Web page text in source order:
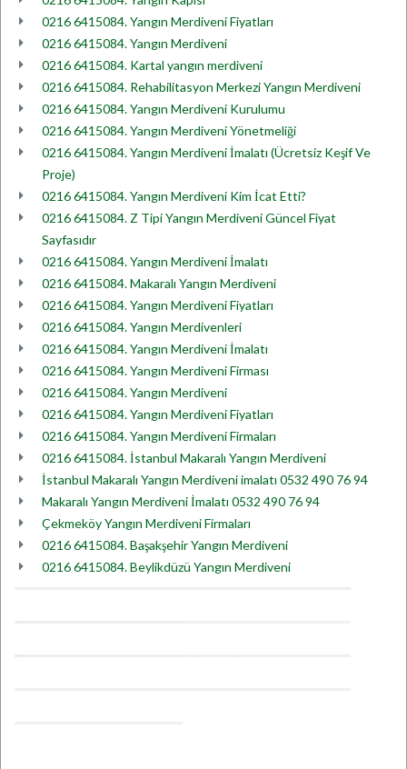
0216 6415084. Yangın Merdiveni Fiyatları
0216 6415084. Yangın Merdiveni
0216 6415084. Kartal yangın merdiveni
0216 6415084. Rehabilitasyon Merkezi Yangın Merdiveni
0216 6415084. Yangın Merdiveni Kurulumu
0216 6415084. Yangın Merdiveni Yönetmeliği
0216 6415084. Yangın Merdiveni İmalatı (Ücretsiz Keşif Ve
Proje)
0216 6415084. Yangın Merdiveni Kim İcat Etti?
0216 6415084. Z Tipi Yangın Merdiveni Güncel Fiyat
Sayfasıdır
0216 6415084. Yangın Merdiveni İmalatı
0216 6415084. Makaralı Yangın Merdiveni
0216 6415084. Yangın Merdiveni Fiyatları
0216 6415084. Yangın Merdivenleri
0216 6415084. Yangın Merdiveni İmalatı
0216 6415084. Yangın Merdiveni Firması
0216 6415084. Yangın Merdiveni
0216 6415084. Yangın Merdiveni Fiyatları
0216 6415084. Yangın Merdiveni Firmaları
0216 6415084. İstanbul Makaralı Yangın Merdiveni
İstanbul Makaralı Yangın Merdiveni imalatı 0532 490 76 94
Makaralı Yangın Merdiveni İmalatı 0532 490 76 94
Çekmeköy Yangın Merdiveni Firmaları
0216 6415084. Başakşehir Yangın Merdiveni
0216 6415084. Beylikdüzü Yangın Merdiveni